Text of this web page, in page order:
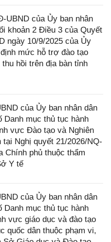
UBND của Ủy ban nhân
khoản 2 Điều 3 của Quyết
ngày 10/9/2025 của Ủy
mức hỗ trợ đào tạo
hồi trên địa bàn tỉnh
của Ủy ban nhân dân
Danh mục thủ tục hành
vực Đào tạo và Nghiên
Nghị quyết 21/2026/NQ-
Chính phủ thuộc thẩm
Y tế
của Ủy ban nhân dân
Danh mục thủ tục hành
vực giáo dục và đào tạo
quốc dân thuộc phạm vi,